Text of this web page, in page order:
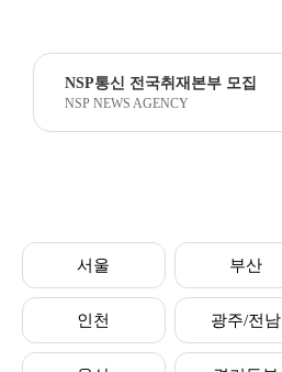
NSP통신 전국취재본부 모집
NSP NEWS AGENCY
서울 부산
인천 광주/전남